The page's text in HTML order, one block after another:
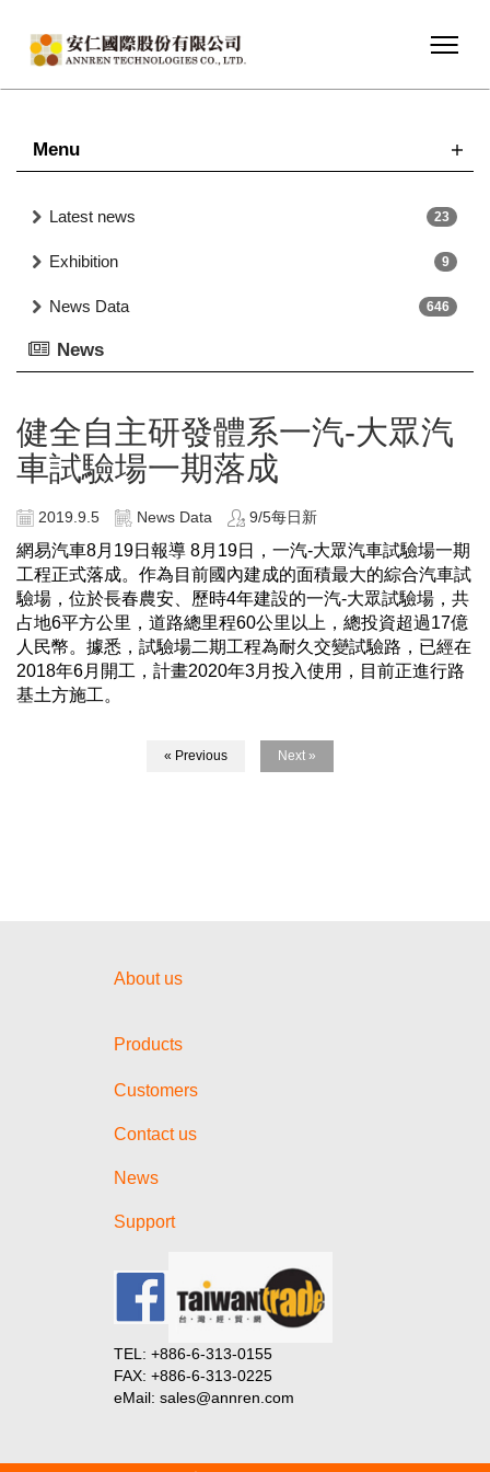
Menu
Latest news 23
Exhibition 9
News Data 646
News
健全自主研發體系一汽-大眾汽
車試驗場一期落成
2019.9.5 News Data 9/5每日新
網易汽車8月19日報導 8月19日，一汽-大眾汽車試驗場一期
工程正式落成。作為目前國內建成的面積最大的綜合汽車試
驗場，位於長春農安、歷時4年建設的一汽-大眾試驗場，共
占地6平方公里，道路總里程60公里以上，總投資超過17億
人民幣。據悉，試驗場二期工程為耐久交變試驗路，已經在
2018年6月開工，計畫2020年3月投入使用，目前正進行路
基土方施工。
« Previous Next »
About us
Products
Customers
Contact us
News
Support
TEL: +886-6-313-0155
FAX: +886-6-313-0225
eMail: sales@annren.com